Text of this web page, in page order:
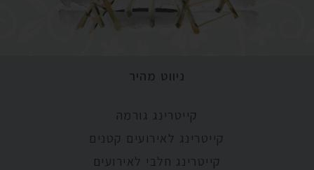
ניווט מהיר
קייטרינג גורמה
קייטרינג לאירועים קטנים
קייטרינג חלבי לאירועים